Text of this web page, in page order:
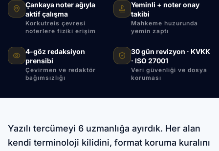
Çankaya noter ağıyla
aktif çalışma
Korkutreis çevresi
noterlere fiziki erişim
Yeminli + noter onay
takibi
Mahkeme huzurunda
yemin zaptı
4-göz redaksiyon
prensibi
Çevirmen ve redaktör
bağımsızlığı
30 gün revizyon · KVKK
· ISO 27001
Veri güvenliği ve dosya
koruması
Sayfa bölümleri
Yazılı tercümeyi 6 uzmanlığa ayırdık. Her alan
kendi terminoloji kilidini, format koruma kuralını